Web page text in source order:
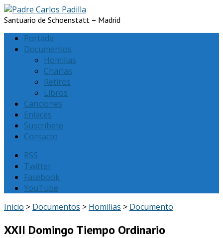
Santuario de Schoenstatt – Madrid
Portada
Documentos
Homilias
Charlas
Retiros
Libros
Canciones
Enlaces
Suscríbete
Contacto
RSS
Twitter
Facebook
YouTube
Inicio > Documentos > Homilias > Documento
XXII Domingo Tiempo Ordinario